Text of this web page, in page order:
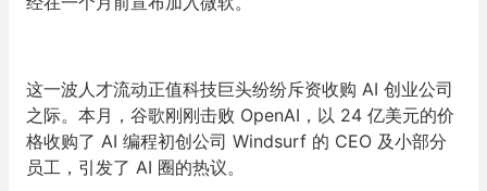
这一波人才流动正值科技巨头纷纷斥资收购 AI 创业公司
之际。本月，谷歌刚刚击败 OpenAI，以 24 亿美元的价
格收购了 AI 编程初创公司 Windsurf 的 CEO 及小部分
员工，引发了 AI 圈的热议。